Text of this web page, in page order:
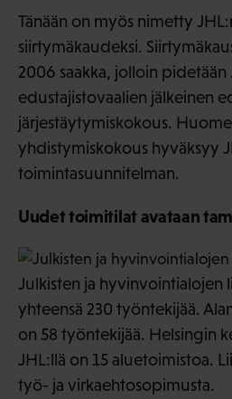
Tänään on myös nimetty
siirtymäkaudeksi.
2006 saakka, jolloin pidetään
edustajistovaalien jälkeinen
järjestäytymiskokous.
yhdistymiskokous hyväksyy
toimintasuunnitelman.
Uudet toimitilat avataan
Julkisten ja hyvinvointialojen
yhteensä 230 työntekijää.
on 58 työntekijää. Helsingin
JHL:llä on 15 aluetoimistoa.
työ- ja virkaehtosopimusta.